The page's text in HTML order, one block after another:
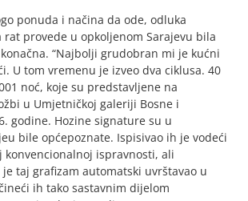
ponuda i načina da ode, odluka
rat provede u opkoljenom Sarajevu bila
“Najbolji grudobran mi je kućni
U tom vremenu je izveo dva ciklusa. 40
noć, koje su predstavljene na
u Umjetničkoj galeriji Bosne i
godine. Hozine signature su u
bile općepoznate. Ispisivao ih je vodeći
konvencionalnoj ispravnosti, ali
taj grafizam automatski uvrštavao u
ih tako sastavnim dijelom